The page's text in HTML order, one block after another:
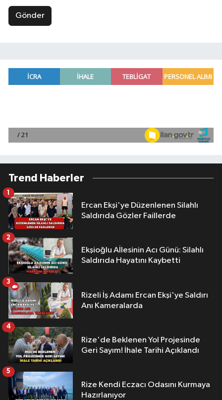
Gönder
Trend Haberler
Ercan Ekşi'ye Düzenlenen Silahlı
Saldırıda Gözler Faillerde
1
Ekşioğlu Aİlesinin Acı Günü: Silahlı
Saldırıda Hayatını Kaybetti
2
Rizeli İş Adamı Ercan Ekşi'ye Saldırı
Anı Kameralarda
3
Rize'de Beklenen Yol Projesinde
Geri Sayım! İhale Tarihi Açıklandı
4
Rize Kendi Eczacı Odasını Kurmaya
Hazırlanıyor
5